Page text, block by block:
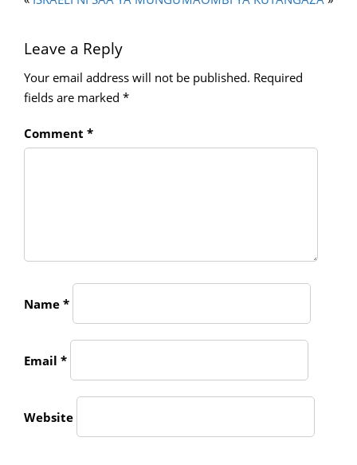
Leave a Reply
Your email address will not be published. Required
fields are marked *
Comment *
Name *
Email *
Website